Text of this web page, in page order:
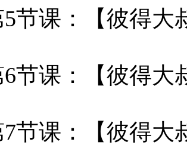
5节课：【彼得大
节课：【彼得大
7节课：【彼得大